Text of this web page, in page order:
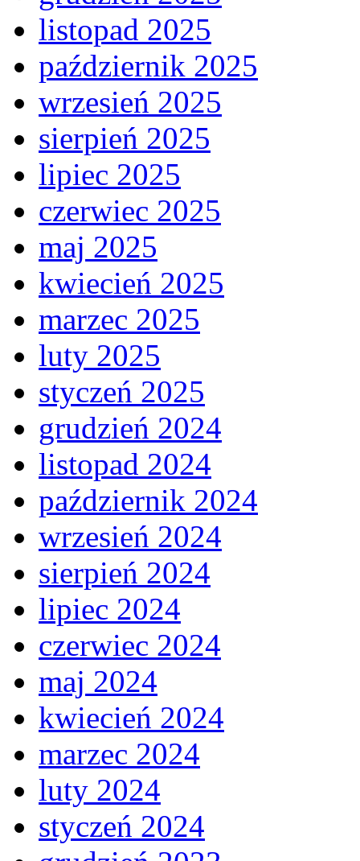
listopad 2025
październik 2025
wrzesień 2025
sierpień 2025
lipiec 2025
czerwiec 2025
maj 2025
kwiecień 2025
marzec 2025
luty 2025
styczeń 2025
grudzień 2024
listopad 2024
październik 2024
wrzesień 2024
sierpień 2024
lipiec 2024
czerwiec 2024
maj 2024
kwiecień 2024
marzec 2024
luty 2024
styczeń 2024